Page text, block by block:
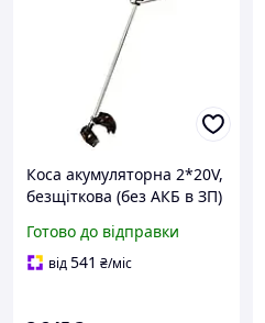
Коса акумуляторна 2*20V,
безщіткова (без АКБ в ЗП)
SmartLine+
Готово до відправки
від541 ₴/міс